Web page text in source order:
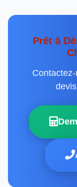
Prêt à